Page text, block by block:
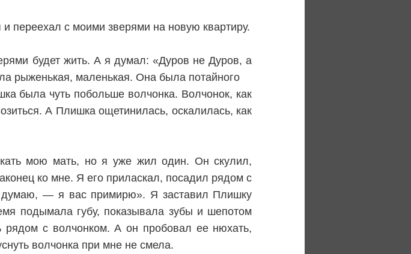
переехал с моими зверями на новую квартиру.
будет жить. А я думал: «Дуров не Дуров, а
рыженькая, маленькая. Она была потайного
была чуть побольше волчонка. Волчонок, как
А Плишка ощетинилась, оскалилась, как
мою мать, но я уже жил один. Он скулил,
ко мне. Я его приласкал, посадил рядом с
— я вас примирю». Я заставил Плишку
подымала губу, показывала зубы и шепотом
с волчонком. А он пробовал ее нюхать,
волчонка при мне не смела.